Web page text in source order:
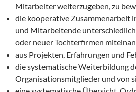
Mitarbeiter weiterzugeben, zu
die kooperative Zusammenarbeit
und Mitarbeitende
oder neuer Tochterfirmen
aus Projekten, Erfahrungen und
die systematische Weiterbildung
Organisationsmitglieder und von